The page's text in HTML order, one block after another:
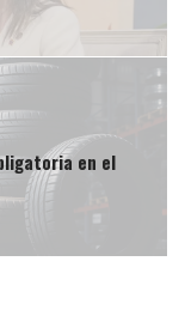
en el